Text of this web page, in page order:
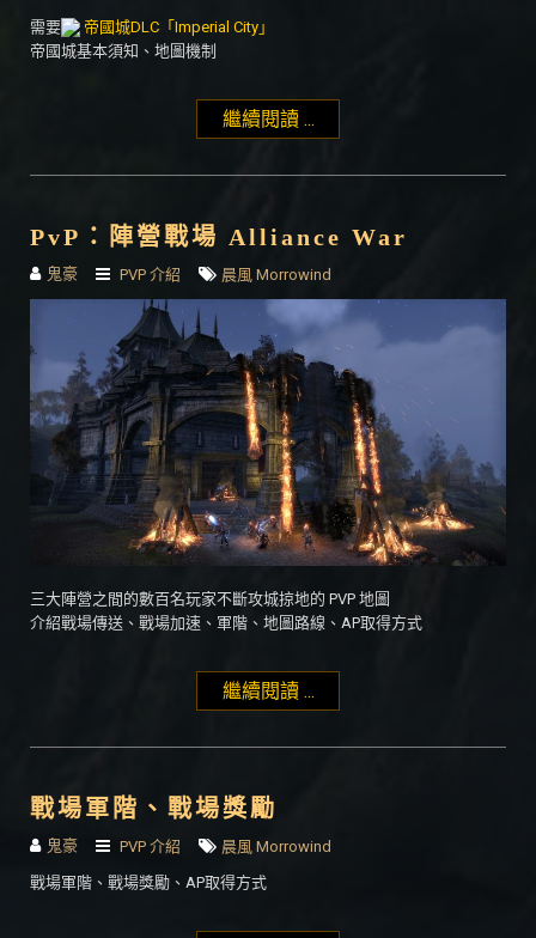
需要
帝國城DLC「Imperial City」
帝國城基本須知、地圖機制
繼續閱讀 ...
PvP：陣營戰場 Alliance War
鬼豪 PVP 介紹 晨風 Morrowind
三大陣營之間的數百名玩家不斷攻城掠地的 PVP 地圖
介紹戰場傳送、戰場加速、軍階、地圖路線、AP取得方式
繼續閱讀 ...
戰場軍階、戰場獎勵
鬼豪 PVP 介紹
晨風 Morrowind
戰場軍階、戰場獎勵、AP取得方式